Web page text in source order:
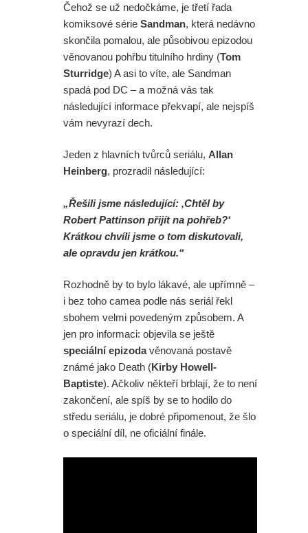
Čehož se už nedočkáme, je třetí řada
komiksové série Sandman, která nedávno
skončila pomalou, ale působivou epizodou
věnovanou pohřbu titulního hrdiny (Tom
Sturridge) A asi to víte, ale Sandman
spadá pod DC – a možná vás tak
následující informace překvapí, ale nejspíš
vám nevyrazí dech.
Jeden z hlavních tvůrců seriálu, Allan
Heinberg, prozradil následující:
„Řešili jsme následující: ‚Chtěl by
Robert Pattinson přijít na pohřeb?‘
Krátkou chvíli jsme o tom diskutovali,
ale opravdu jen krátkou.“
Rozhodně by to bylo lákavé, ale upřímně –
i bez toho camea podle nás seriál řekl
sbohem velmi povedeným způsobem. A
jen pro informaci: objevila se ještě
speciální epizodavěnovaná postavě
známé jako Death (Kirby Howell-
Baptiste). Ačkoliv někteří brblají, že to není
zakončení, ale spíš by se to hodilo do
středu seriálu, je dobré připomenout, že šlo
o speciální díl, ne oficiální finále.